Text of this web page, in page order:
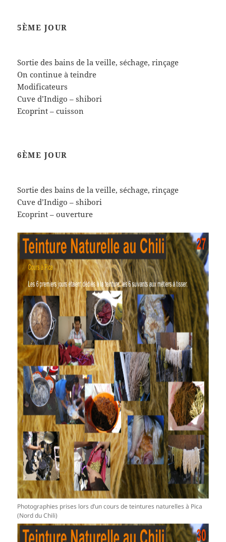
5ÈME JOUR
Sortie des bains de la veille, séchage, rinçage
On continue à teindre
Modificateurs
Cuve d’Indigo – shibori
Ecoprint – cuisson
6ÈME JOUR
Sortie des bains de la veille, séchage, rinçage
Cuve d’Indigo – shibori
Ecoprint – ouverture
Photographies prises lors d’un cours de teintures naturelles à Pica
(Nord du Chili)